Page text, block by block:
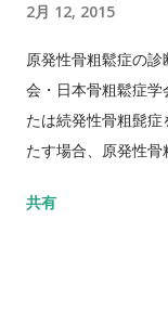
測する。 カットオ
い評価方法はこち
スト(10MWT)
2月 12, 2015
原発性骨粗鬆症の
会・日本骨粗鬆症学
たは続発性骨粗髭
たす場合、原発性
の脆弱性骨折（注3
共有